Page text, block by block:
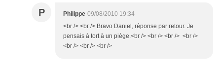
P Philippe 09/08/2010 19:34
<br /> <br /> Bravo Daniel, réponse par retour. Je
pensais à tort à un piège.<br /> <br /> <br /> <br />
<br /> <br /> <br />